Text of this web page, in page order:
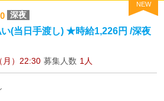
NEW
深夜
(当日手渡し) ★時給1,226円 /深夜
月）22:30 募集人数 1人